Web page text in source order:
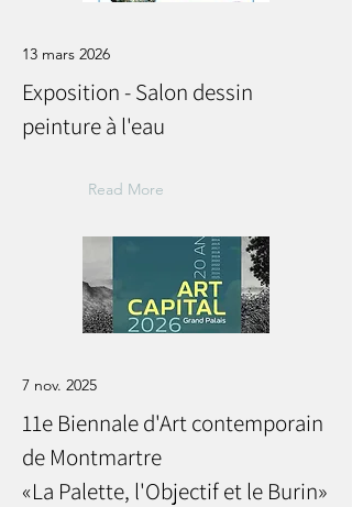
13 mars 2026
Exposition - Salon dessin
peinture à l'eau
Read More
7 nov. 2025
11e Biennale d'Art contemporain
de Montmartre
«La Palette, l'Objectif et le Burin»